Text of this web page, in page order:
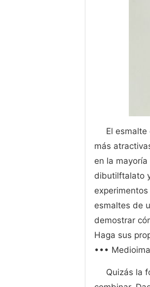
El
más
en la
dibutilftalato
esmaltes de
demostrar
Haga sus
•••
Quizás la